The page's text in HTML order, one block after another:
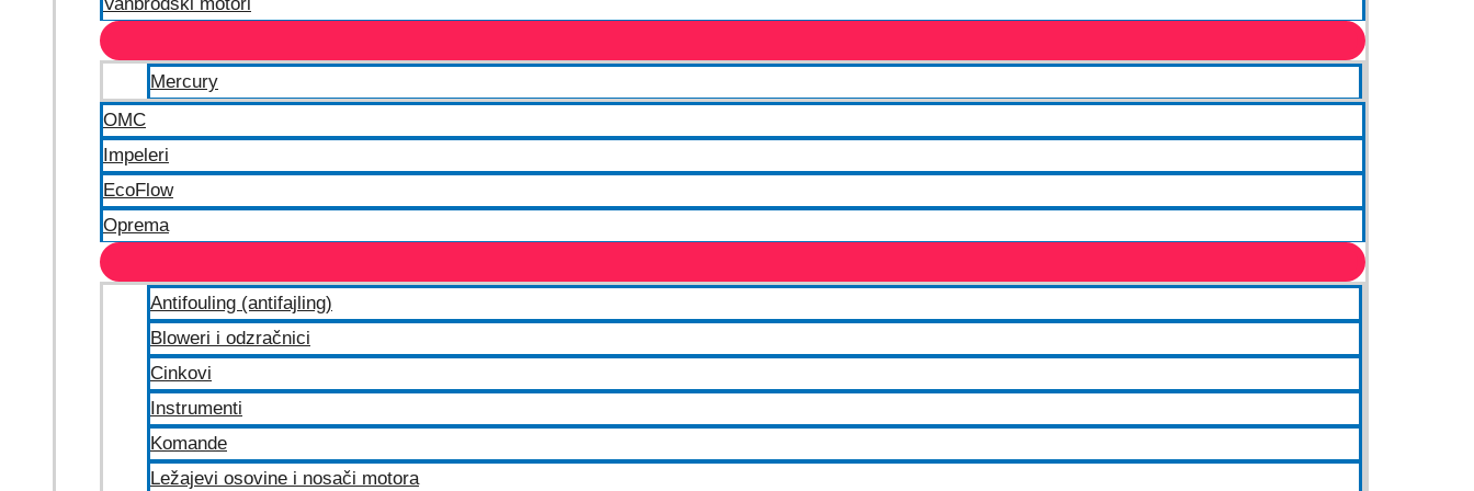
Mercury
OMC
Impeleri
EcoFlow
Oprema
Antifouling (antifajling)
Bloweri i odzračnici
Cinkovi
Instrumenti
Komande
Ležajevi osovine i nosači motora